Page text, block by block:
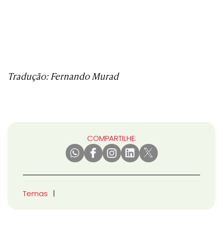
Tradução: Fernando Murad
COMPARTILHE:
Temas